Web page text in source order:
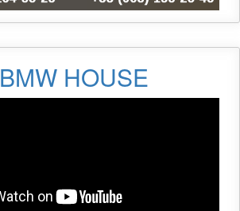
BMW HOUSE